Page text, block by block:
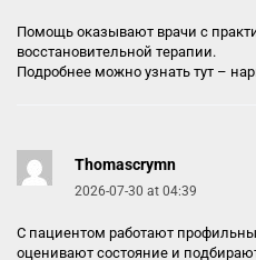
Помощь оказывают врачи с
восстановительной терапии.
Подробнее можно узнать тут –
Thomascrymn
2026-07-30 at 04:39
С пациентом работают
оценивают состояние и